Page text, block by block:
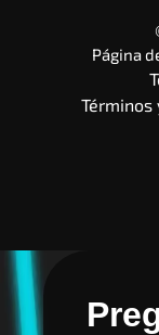
Página
Términos